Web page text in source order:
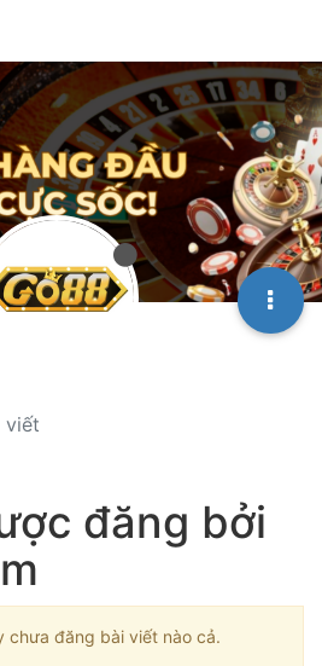
viết
đăng bởi
chưa đăng bài viết nào cả.